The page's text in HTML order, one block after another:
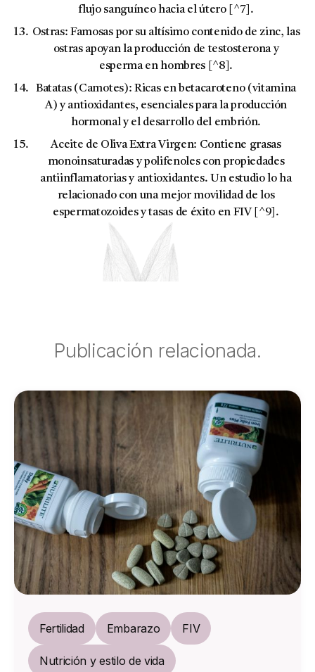
flujo sanguíneo hacia el útero [^7].
Ostras: Famosas por su altísimo contenido dezinc, las
ostras apoyan la producción de testosterona y
esperma en hombres [^8].
Batatas (Camotes): Ricas en betacaroteno (vitamina
A) y antioxidantes, esenciales para la producción
hormonal y el desarrollo del embrión.
Aceite de Oliva Extra Virgen: Contiene grasas
monoinsaturadas y polifenoles con propiedades
antiinflamatorias y antioxidantes. Un estudio lo ha
relacionado con una mejor movilidad de los
espermatozoides y tasas de éxito en FIV [^9].
Publicación relacionada.
Fertilidad Embarazo FIV
Nutrición y estilo de vida